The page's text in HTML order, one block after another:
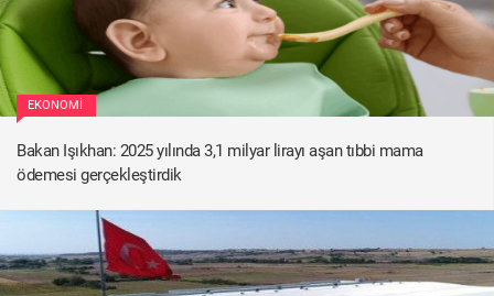
EKONOMI
Bakan Işıkhan: 2025 yılında 3,1 milyar lirayı aşan tıbbi mama
ödemesi gerçekleştirdik